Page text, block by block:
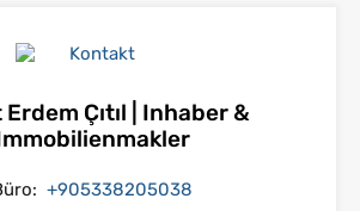
Çıtıl | Inhaber &
+905338205038